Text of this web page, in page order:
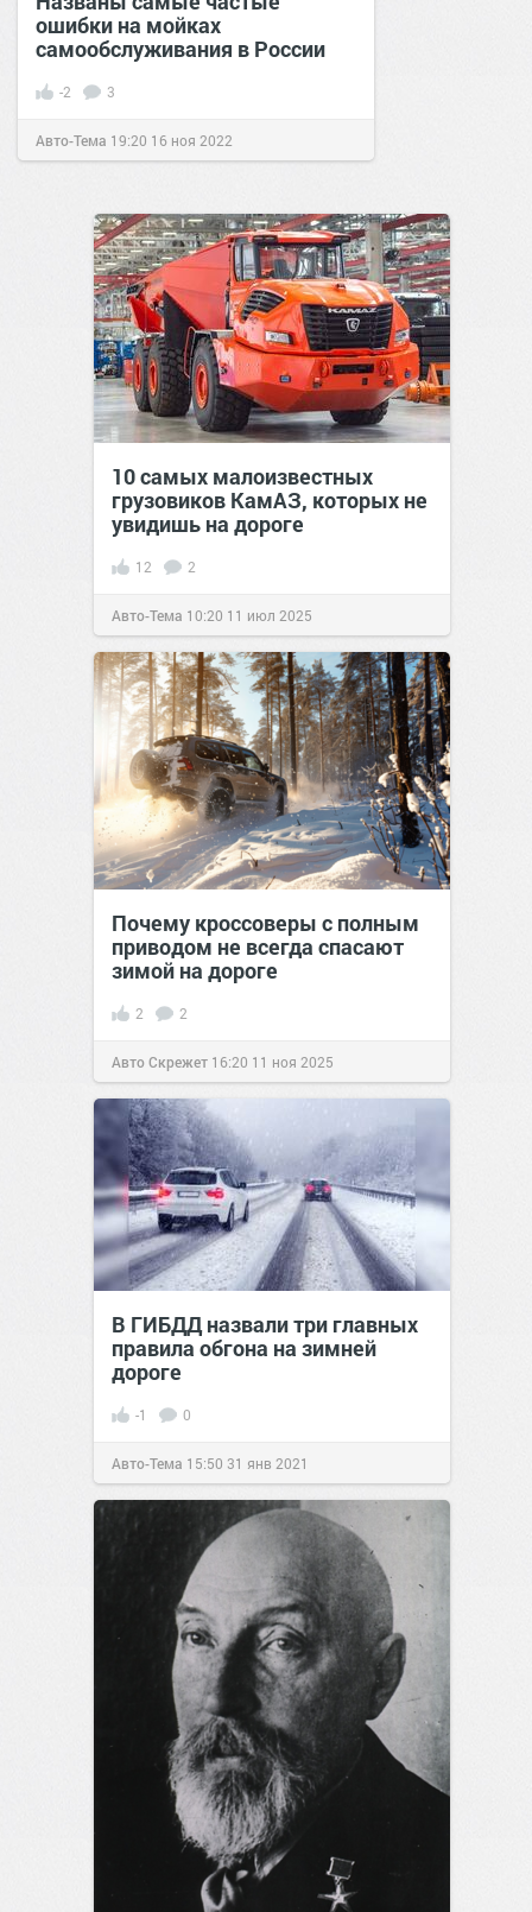
ошибки на мойках
самообслуживания в России
-2 3
Авто-Тема 19:20 16 ноя 2022
10 самых малоизвестных
грузовиков КамАЗ, которых не
увидишь на дороге
12 2
Авто-Тема 10:20 11 июл 2025
Почему кроссоверы с полным
приводом не всегда спасают
зимой на дороге
2 2
Авто Скрежет 16:20 11 ноя 2025
В ГИБДД назвали три главных
правила обгона на зимней
дороге
-1 0
Авто-Тема 15:50 31 янв 2021